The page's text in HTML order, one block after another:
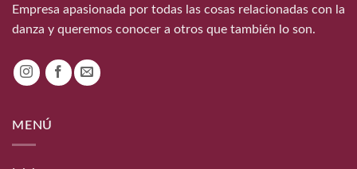
Empresa apasionada por todas las cosas relacionadas con la
danza y queremos conocer a otros que también lo son.
MENÚ